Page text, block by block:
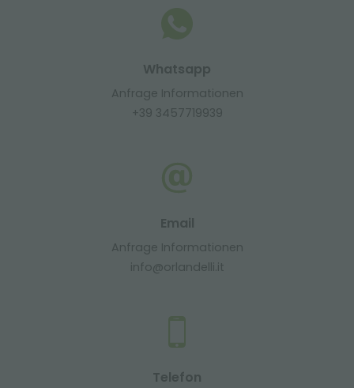
Whatsapp
Anfrage Informationen
+39 3457719939
Email
Anfrage Informationen
info@orlandelli.it
Telefon